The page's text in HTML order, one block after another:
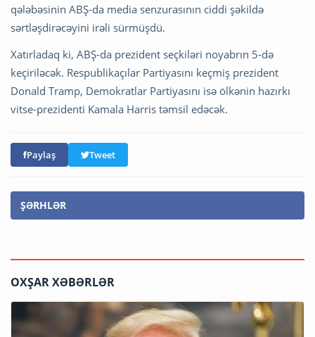
qələbəsinin ABŞ-da media senzurasının ciddi şəkildə
sərtləşdirəcəyini irəli sürmüşdü.
Xatırladaq ki, ABŞ-da prezident seçkiləri noyabrın 5-də
keçiriləcək. Respublikaçılar Partiyasını keçmiş prezident
Donald Tramp, Demokratlar Partiyasını isə ölkənin hazırkı
vitse-prezidenti Kamala Harris təmsil edəcək.
Paylaş Tweet
ŞƏRHLƏR
OXŞAR XƏBƏRLƏR